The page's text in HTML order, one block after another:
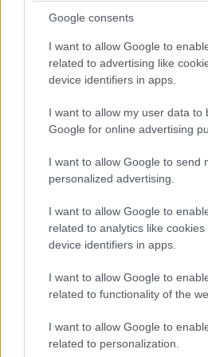
Google consents
I want to allow Google to
related to advertising like
device identifiers in apps.
I want to allow my user data to
Google for online advertising
I want to allow Google to send
personalized advertising.
I want to allow Google to
related to analytics like
device identifiers in apps.
I want to allow Google to
related to functionality of the
I want to allow Google to
related to personalization.
turbópékek versenyzőjét, Nick
Fuocót ezúttal azzal
többet kockáztathat, mint riválisa.
Fuocónak jelzik, hogy
Fuoco otthagyja
helyen haladó Porschét. Kubica